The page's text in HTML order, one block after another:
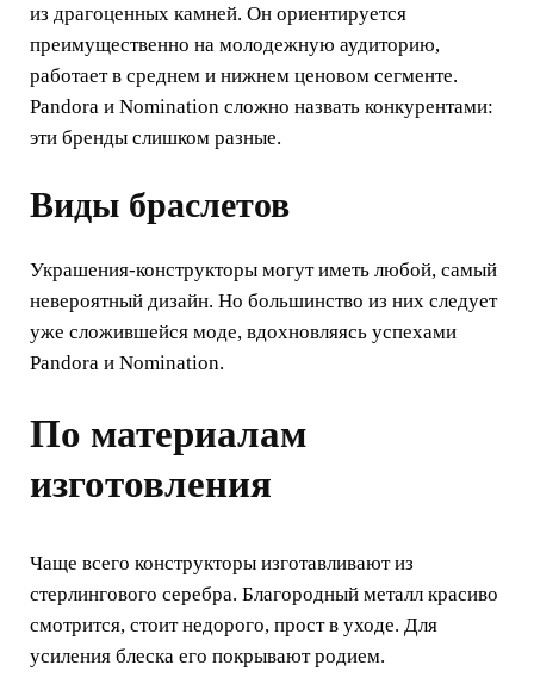
из драгоценных камней. Он ориентируется
преимущественно на молодежную аудиторию,
работает в среднем и нижнем ценовом сегменте.
Pandora и Nomination сложно назвать конкурентами:
эти бренды слишком разные.
Виды браслетов
Украшения-конструкторы могут иметь любой, самый
невероятный дизайн. Но большинство из них следует
уже сложившейся моде, вдохновляясь успехами
Pandora и Nomination.
По материалам
изготовления
Чаще всего конструкторы изготавливают из
стерлингового серебра. Благородный металл красиво
смотрится, стоит недорого, прост в уходе. Для
усиления блеска его покрывают родием.